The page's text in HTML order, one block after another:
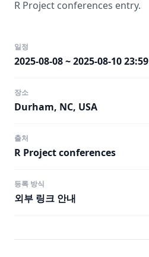
R Project conferences entry.
일정
2025-08-08 ~ 2025-08-10 23:59
장소
Durham, NC, USA
출처
R Project conferences
등록 방식
외부 링크 안내